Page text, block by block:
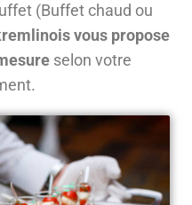
(Buffet chaud ou
vous propose
selon votre